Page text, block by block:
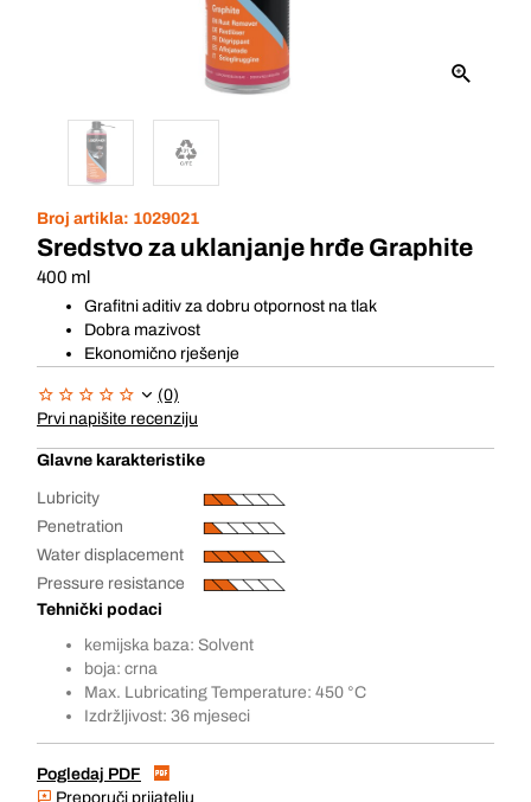
Broj artikla: 1029021
Sredstvo za uklanjanje hrđe Graphite
400 ml
Grafitni aditiv za dobru otpornost na tlak
Dobra mazivost
Ekonomično rješenje
(0)
Prvi napišite recenziju
Glavne karakteristike
Lubricity
Penetration
Water displacement
Pressure resistance
Tehnički podaci
kemijska baza: Solvent
boja: crna
Max. Lubricating Temperature: 450 °C
Izdržljivost: 36 mjeseci
Pogledaj PDF
Preporuči prijatelju